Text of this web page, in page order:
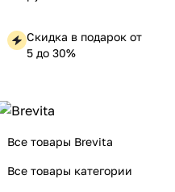
Скидка в подарок от
5 до 30%
Все товары Brevita
Все товары категории